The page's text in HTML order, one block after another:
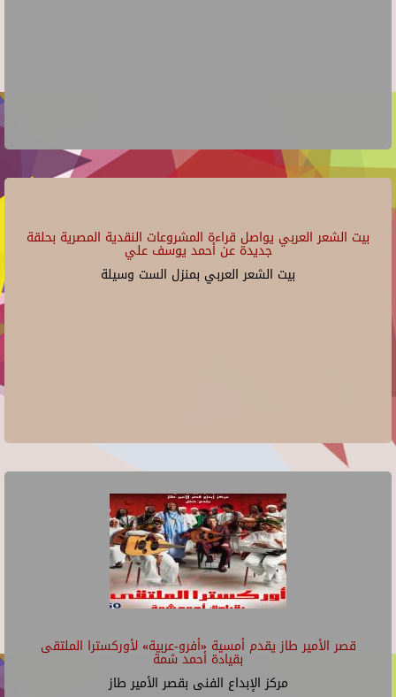
بيت الشعر العربي يواصل قراءة المشروعات النقدية المصرية بحلقة
جديدة عن أحمد يوسف علي
بيت الشعر العربي بمنزل الست وسيلة
قصر الأمير طاز يقدم أمسية «أفرو-عربية» لأوركسترا الملتقى
بقيادة أحمد شمة
مركز الإبداع الفنى بقصر الأمير طاز